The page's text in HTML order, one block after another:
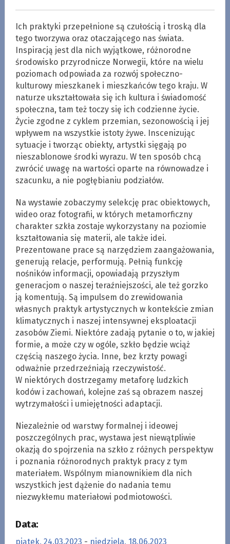
Ich praktyki przepełnione są czułością i troską dla
tego tworzywa oraz otaczającego nas świata.
Inspiracją jest dla nich wyjątkowe, różnorodne
środowisko przyrodnicze Norwegii, które na wielu
poziomach odpowiada za rozwój społeczno-
kulturowy mieszkanek i mieszkańców tego kraju. W
naturze ukształtowała się ich kultura i świadomość
społeczna, tam też toczy się ich codzienne życie.
Życie zgodne z cyklem przemian, sezonowością i jej
wpływem na wszystkie istoty żywe. Inscenizując
sytuacje i tworząc obiekty, artystki sięgają po
nieszablonowe środki wyrazu. W ten sposób chcą
zwrócić uwagę na wartości oparte na równowadze i
szacunku, a nie pogłębianiu podziałów.
Na wystawie zobaczymy selekcję prac obiektowych,
wideo oraz fotografii, w których metamorficzny
charakter szkła zostaje wykorzystany na poziomie
kształtowania się materii, ale także idei.
Prezentowane prace są narzędziem zaangażowania,
generują relacje, performują. Pełnią funkcję
nośników informacji, opowiadają przyszłym
generacjom o naszej teraźniejszości, ale też gorzko
ją komentują. Są impulsem do zrewidowania
własnych praktyk artystycznych w kontekście zmian
klimatycznych i naszej intensywnej eksploatacji
zasobów Ziemi. Niektóre zadają pytanie o to, w jakiej
formie, a może czy w ogóle, szkło będzie wciąż
częścią naszego życia. Inne, bez krzty powagi
odważnie przedrzeźniają rzeczywistość.
W niektórych dostrzegamy metaforę ludzkich
kodów i zachowań, kolejne zaś są obrazem naszej
wytrzymałości i umiejętności adaptacji.
Niezależnie od warstwy formalnej i ideowej
poszczególnych prac, wystawa jest niewątpliwie
okazją do spojrzenia na szkło z różnych perspektyw
i poznania różnorodnych praktyk pracy z tym
materiałem. Wspólnym mianownikiem dla nich
wszystkich jest dążenie do nadania temu
niezwykłemu materiałowi podmiotowości.
Data:
piątek, 24.03.2023 - niedziela, 18.06.2023